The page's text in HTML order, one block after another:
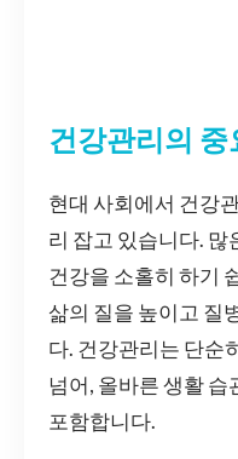
건강관리의 중
현대 사회에서 건강
리 잡고 있습니다. 많
건강을 소홀히 하기
삶의 질을 높이고 질
다. 건강관리는 단순
넘어, 올바른 생활
포함합니다.